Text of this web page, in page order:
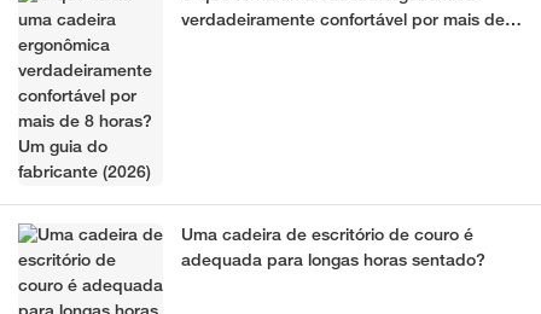
verdadeiramente confortável por mais de 8
Uma cadeira de escritório de couro é
adequada para longas horas sentado?